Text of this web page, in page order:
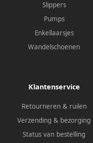
Slippers
Pumps
Enkellaarsjes
Wandelschoenen
Klantenservice
Retourneren & ruilen
Verzending & bezorging
Status van bestelling